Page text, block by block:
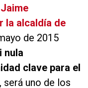
la alcaldía de
de 2015
nula
clave para el
será uno de los